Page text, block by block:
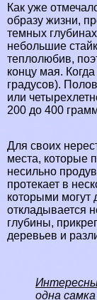
Как уже
образу жизни,
темных
небольшие
теплолюбив,
концу мая.
градусов).
или
200 до 400
Для своих
места, которые
несильно
протекает в
которыми могут
откладывается
глубины,
деревьев и
одна